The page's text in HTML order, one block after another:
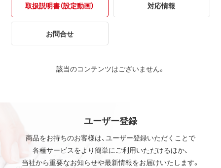
取扱説明書（設定動画） 対応情報
お問合せ
該当のコンテンツはございません。
ユーザー登録
商品をお持ちのお客様は、ユーザー登録いただくことで
各種サービスをより簡単にご利用いただけるほか、
当社から重要なお知らせや最新情報をお届けいたします。